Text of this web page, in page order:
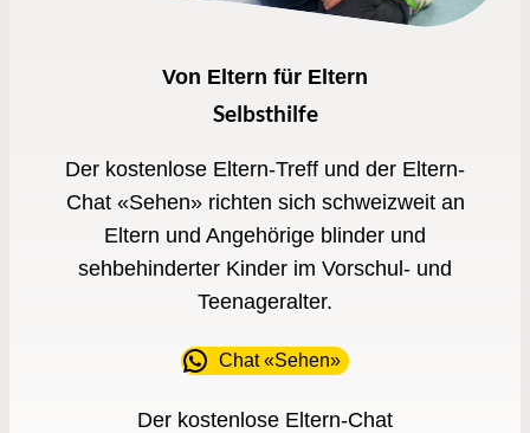
Von Eltern für Eltern
Selbsthilfe
Der kostenlose Eltern-Treff und der Eltern-
Chat «Sehen» richten sich schweizweit an
Eltern und Angehörige blinder und
sehbehinderter Kinder im Vorschul- und
Teenageralter.
Chat «Sehen»
Der kostenlose Eltern-Chat